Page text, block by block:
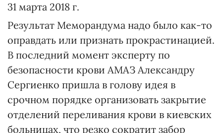
31 марта 2018 г.
Результат Меморандума надо было как-то
оправдать или признать прокрастинацией.
В последний момент эксперту по
безопасности крови АМАЗ Александру
Сергиенко пришла в голову идея в
срочном порядке организовать закрытие
отделений переливания крови в киевских
больницах, что резко сократит забор